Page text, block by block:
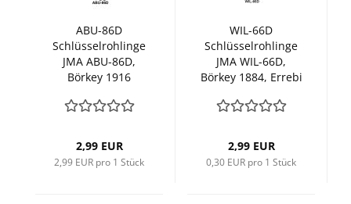
ABU-86D
Schlüsselrohlinge
JMA ABU-86D,
Börkey 1916
2,99 EUR
2,99 EUR pro 1 Stück
WIL-66D
Schlüsselrohlinge
JMA WIL-66D,
Börkey 1884, Errebi
2,99 EUR
0,30 EUR pro 1 Stück